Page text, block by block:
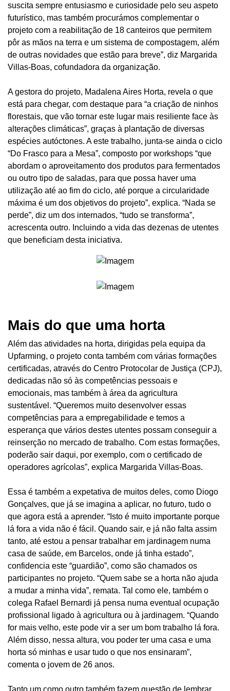
suscita sempre entusiasmo e curiosidade pelo seu aspeto
futurístico, mas também procurámos complementar o
projeto com a reabilitação de 18 canteiros que permitem
pôr as mãos na terra e um sistema de compostagem, além
de outras novidades que estão para breve”, diz Margarida
Villas-Boas, cofundadora da organização.
A gestora do projeto, Madalena Aires Horta, revela o que
está para chegar, com destaque para “a criação de ninhos
florestais, que vão tornar este lugar mais resiliente face às
alterações climáticas”, graças à plantação de diversas
espécies autóctones. A este trabalho, junta-se ainda o ciclo
“Do Frasco para a Mesa”, composto por workshops “que
abordam o aproveitamento dos produtos para fermentados
ou outro tipo de saladas, para que possa haver uma
utilização até ao fim do ciclo, até porque a circularidade
máxima é um dos objetivos do projeto”, explica. “Nada se
perde”, diz um dos internados, “tudo se transforma”,
acrescenta outro. Incluindo a vida das dezenas de utentes
que beneficiam desta iniciativa.
Mais do que uma horta
Além das atividades na horta, dirigidas pela equipa da
Upfarming, o projeto conta também com várias formações
certificadas, através do Centro Protocolar de Justiça (CPJ),
dedicadas não só às competências pessoais e
emocionais, mas também à área da agricultura
sustentável. “Queremos muito desenvolver essas
competências para a empregabilidade e temos a
esperança que vários destes utentes possam conseguir a
reinserção no mercado de trabalho. Com estas formações,
poderão sair daqui, por exemplo, com o certificado de
operadores agrícolas”, explica Margarida Villas-Boas.
Essa é também a expetativa de muitos deles, como Diogo
Gonçalves, que já se imagina a aplicar, no futuro, tudo o
que agora está a aprender. “Isto é muito importante porque
lá fora a vida não é fácil. Quando sair, e já não falta assim
tanto, até estou a pensar trabalhar em jardinagem numa
casa de saúde, em Barcelos, onde já tinha estado”,
confidencia este “guardião”, como são chamados os
participantes no projeto. “Quem sabe se a horta não ajuda
a mudar a minha vida”, remata. Tal como ele, também o
colega Rafael Bernardi já pensa numa eventual ocupação
profissional ligado à agricultura ou à jardinagem. “Quando
for mais velho, este pode vir a ser um bom trabalho lá fora.
Além disso, nessa altura, vou poder ter uma casa e uma
horta só minhas e usar tudo o que nos ensinaram”,
comenta o jovem de 26 anos.